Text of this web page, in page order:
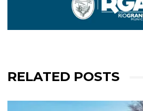
RELATED POSTS